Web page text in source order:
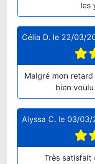
les
Célia D. le 22/03/
Malgré mon
bien
Alyssa C. le 03/03/
Très satisfait